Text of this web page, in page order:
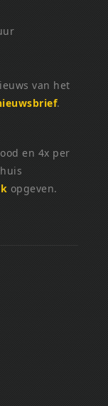
van het
.
en 4x per
opgeven.